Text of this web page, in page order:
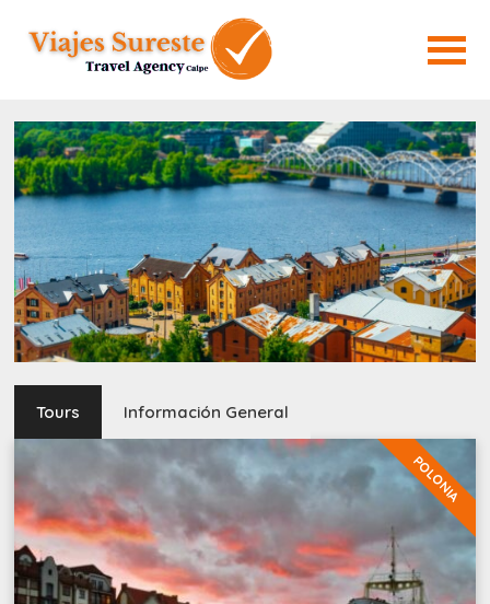
Tours Información General
POLONIA